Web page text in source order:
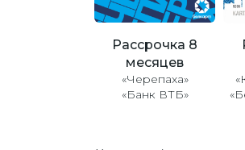
Рассрочка 8
месяцев
«Черепаха»
«Банк ВТБ»